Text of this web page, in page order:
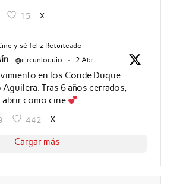
15 X
y sé feliz Retuiteado
@circunloquio · 2 Abr
en los Conde Duque
Tras 6 años cerrados,
abrir como cine
442 X
Cargar más